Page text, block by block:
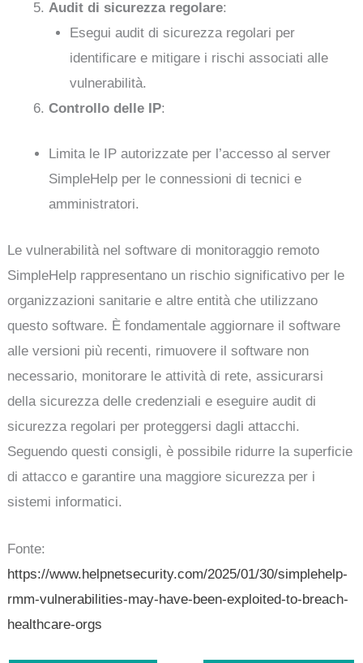
Audit di sicurezza regolare:
Esegui audit di sicurezza regolari per
identificare e mitigare i rischi associati alle
vulnerabilità.
Controllo delle IP:
Limita le IP autorizzate per l’accesso al server
SimpleHelp per le connessioni di tecnici e
amministratori.
Le vulnerabilità nel software di monitoraggio remoto
SimpleHelp rappresentano un rischio significativo per le
organizzazioni sanitarie e altre entità che utilizzano
questo software. È fondamentale aggiornare il software
alle versioni più recenti, rimuovere il software non
necessario, monitorare le attività di rete, assicurarsi
della sicurezza delle credenziali e eseguire audit di
sicurezza regolari per proteggersi dagli attacchi.
Seguendo questi consigli, è possibile ridurre la superficie
di attacco e garantire una maggiore sicurezza per i
sistemi informatici.
Fonte:
https://www.helpnetsecurity.com/2025/01/30/simplehelp-
rmm-vulnerabilities-may-have-been-exploited-to-breach-
healthcare-orgs